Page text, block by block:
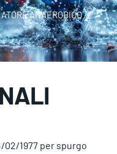
ANAEROBICO/
02/1977 per spurgo